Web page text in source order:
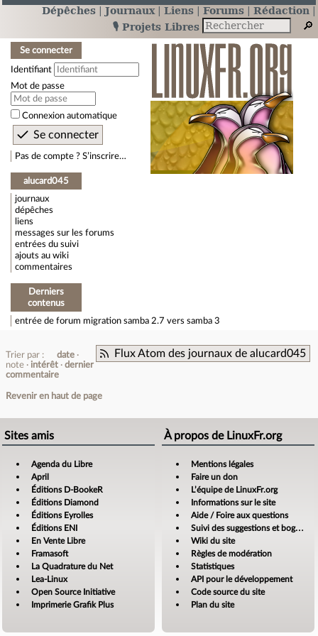
Dépêches Journaux Liens Forums
Rédaction
🎙️ Projets Libres
Se connecter
Identifiant
Mot de passe
Connexion automatique
Pas de compte ? S’inscrire…
alucard045
journaux
dépêches
liens
messages sur les forums
entrées du suivi
ajouts au wiki
commentaires
Derniers
contenus
entrée de forum migration samba 2.7 vers samba 3
Flux Atom des journaux de alucard045
Trier par :
date
note
intérêt
dernier
commentaire
Revenir en haut de page
Sites amis
Agenda du Libre
April
Éditions D-BookeR
Éditions Diamond
Éditions Eyrolles
Éditions ENI
En Vente Libre
Framasoft
La Quadrature du Net
Lea-Linux
Open Source Initiative
Imprimerie Grafik Plus
À propos de LinuxFr.org
Mentions légales
Faire un don
L’équipe de LinuxFr.org
Informations sur le site
Aide / Foire aux questions
Suivi des suggestions et bogues
Wiki du site
Règles de modération
Statistiques
API pour le développement
Code source du site
Plan du site